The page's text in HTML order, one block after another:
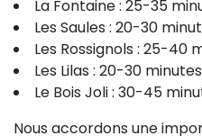
La Fontaine : 25-35
Les Saules : 20-30
Les Rossignols : 25-40
Les Lilas : 20-30 minutes
Le Bois Joli : 30-45
Nous accordons une